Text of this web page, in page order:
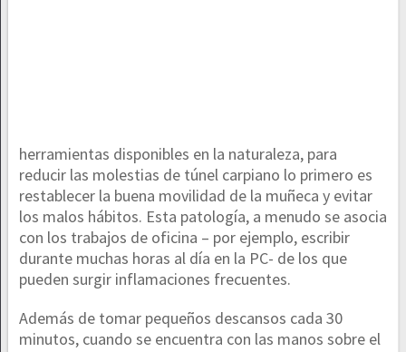
herramientas disponibles en la naturaleza, para
reducir las molestias de túnel carpiano lo primero es
restablecer la buena movilidad de la muñeca y evitar
los malos hábitos. Esta patología, a menudo se asocia
con los trabajos de oficina – por ejemplo, escribir
durante muchas horas al día en la PC- de los que
pueden surgir inflamaciones frecuentes.
Además de tomar pequeños descansos cada 30
minutos, cuando se encuentra con las manos sobre el